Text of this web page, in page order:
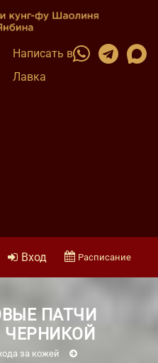
Написать в
Лавка
Вход Расписание
ПАТЧИ
ЧЕРНИКОЙ
за кожей